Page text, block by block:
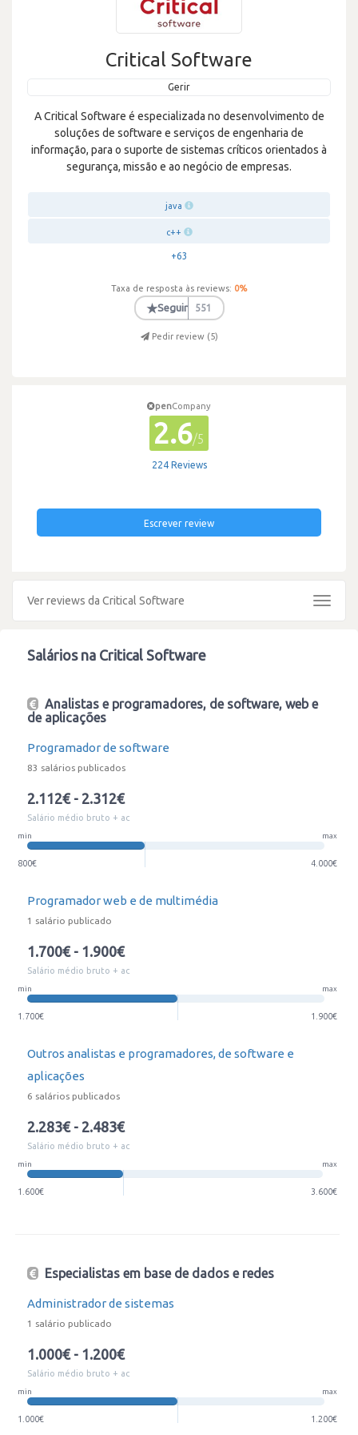
Critical Software
Gerir
A Critical Software é especializada no desenvolvimento de
soluções de software e serviços de engenharia de
informação, para o suporte de sistemas críticos orientados à
segurança, missão e ao negócio de empresas.
java
c++
+63
Taxa de resposta às reviews: 0%
★Seguir 551
Pedir review (5)
penCompany
2.6/5
224 Reviews
Escrever review
Ver reviews da Critical Software
Toggle
Salários na Critical Software
Analistas e programadores, de software, web e
de aplicações
Programador de software
83 salários publicados
2.112€ - 2.312€
Salário médio bruto + ac
min max
800€ 4.000€
Programador web e de multimédia
1 salário publicado
1.700€ - 1.900€
Salário médio bruto + ac
min max
1.700€ 1.900€
Outros analistas e programadores, de software e
aplicações
6 salários publicados
2.283€ - 2.483€
Salário médio bruto + ac
min max
1.600€ 3.600€
Especialistas em base de dados e redes
Administrador de sistemas
1 salário publicado
1.000€ - 1.200€
Salário médio bruto + ac
min max
1.000€ 1.200€